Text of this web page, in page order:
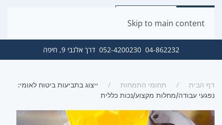
Skip to main content
04-862232
052-4200230 דרך אלנבי 9, חיפה
דף הבית תחומי התמחות
ייצוג בתביעות ביטוח לאומי:
נפגעי עבודה/מחלות מקצוע/נכות כללית